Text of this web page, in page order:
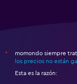
*
momondo siempre
los precios no están
Esta es la razón: